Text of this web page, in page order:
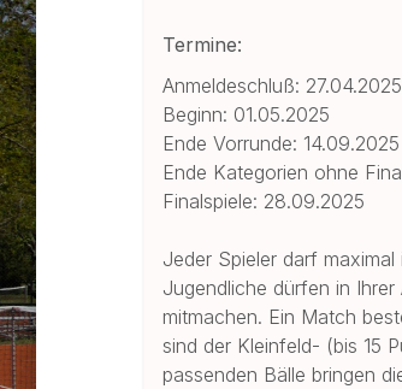
Termine:
Anmeldeschluß: 27.04.2025
Beginn: 01.05.2025
Ende Vorrunde: 14.09.2025
Ende Kategorien ohne
Finalspiele: 28.09.2025
Jeder Spieler darf
Jugendliche dürfen in
mitmachen. Ein Match
sind der Kleinfeld- (bis 15
passenden Bälle bringen